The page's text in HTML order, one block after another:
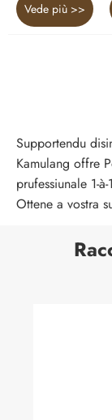
Vede più >>
Supportendu
Kamulang offre
prufessiunale 1-
Ottene a vostra